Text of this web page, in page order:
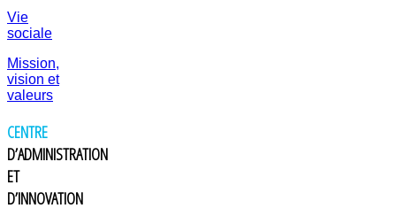
Vie
sociale
Mission,
vision et
valeurs
CENTRE
D’ADMINISTRATION
ET
D’INNOVATION